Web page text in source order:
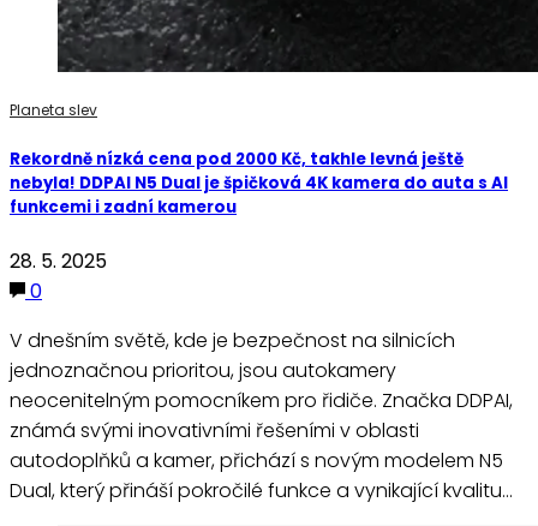
Planeta slev
Rekordně nízká cena pod 2000 Kč, takhle levná ještě
nebyla! DDPAI N5 Dual je špičková 4K kamera do auta s AI
funkcemi i zadní kamerou
28. 5. 2025
0
V dnešním světě, kde je bezpečnost na silnicích
jednoznačnou prioritou, jsou autokamery
neocenitelným pomocníkem pro řidiče. Značka DDPAI,
známá svými inovativními řešeními v oblasti
autodoplňků a kamer, přichází s novým modelem N5
Dual, který přináší pokročilé funkce a vynikající kvalitu…